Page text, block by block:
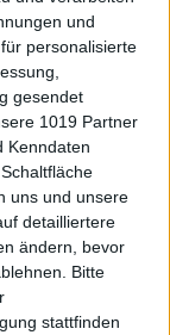
und
personalisierte
gesendet
1019 Partner
Kenndaten
uns und unsere
detailliertere
ändern, bevor
Bitte
stattfinden